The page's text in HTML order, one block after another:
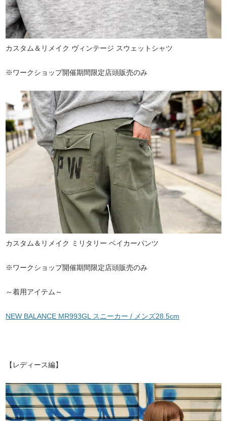
カスタム＆リメイク ヴィンテージ スウェットシャツ
※ワークショップ開催期間限定店頭販売のみ
カスタム＆リメイク ミリタリー ベイカーパンツ
※ワークショップ開催期間限定店頭販売のみ
～着用アイテム～
NEW BALANCE MR993GL スニーカー / メンズ28.5cm
【レディース編】